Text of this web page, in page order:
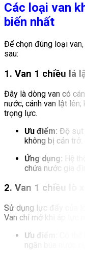
Các loại van
biến nhất
Để chọn đúng loại
sau:
1. Van 1 chiều lá
Đây là dòng van có
nước, cánh van lật
trọng lực.
Ưu điểm: Độ sụt
không bị cản trở.
Ứng dụng: Hệ
chứa nước gia
2. Van 1 chiều lò
Sử dụng lực đẩy của
Van chỉ mở khi áp lực
Ưu điểm:
Có
ngăn búa nước